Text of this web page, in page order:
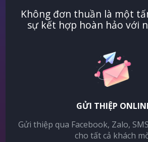
Không đơn thuần là một
sự kết hợp hoàn hảo với
GỬI THIỆP
Gửi thiệp qua Facebook, Zalo,
cho tất cả khách